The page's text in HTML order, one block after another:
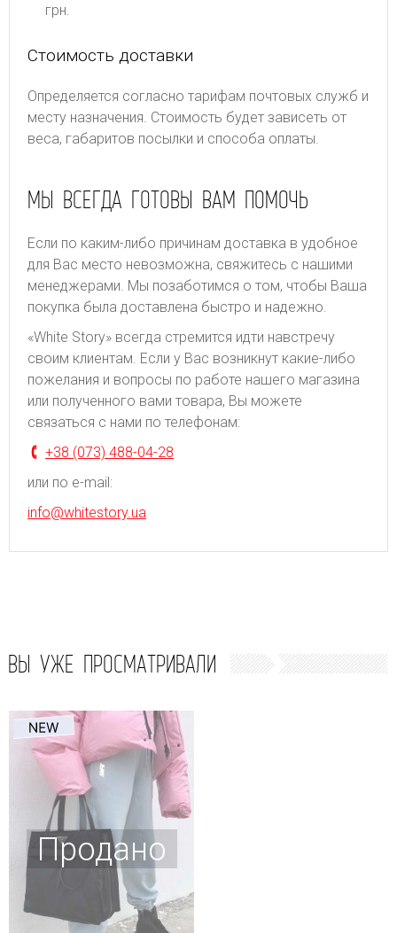
грн.
Стоимость доставки
Определяется согласно тарифам почтовых служб и
месту назначения. Стоимость будет зависеть от
веса, габаритов посылки и способа оплаты.
МЫ ВСЕГДА ГОТОВЫ ВАМ ПОМОЧЬ
Если по каким-либо причинам доставка в удобное
для Вас место невозможна, свяжитесь с нашими
менеджерами. Мы позаботимся о том, чтобы Ваша
покупка была доставлена быстро и надежно.
«White Story» всегда стремится идти навстречу
своим клиентам. Если у Вас возникнут какие-либо
пожелания и вопросы по работе нашего магазина
или полученного вами товара, Вы можете
связаться с нами по телефонам:
+38 (073) 488-04-28
или по e-mail:
info@whitestory.ua
ВЫ УЖЕ ПРОСМАТРИВАЛИ
Продано